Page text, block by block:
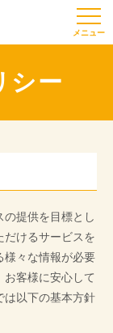
シー
提供を目標とし
だけるサービスを
様々な情報が必要
客様に安心して
は以下の基本方針